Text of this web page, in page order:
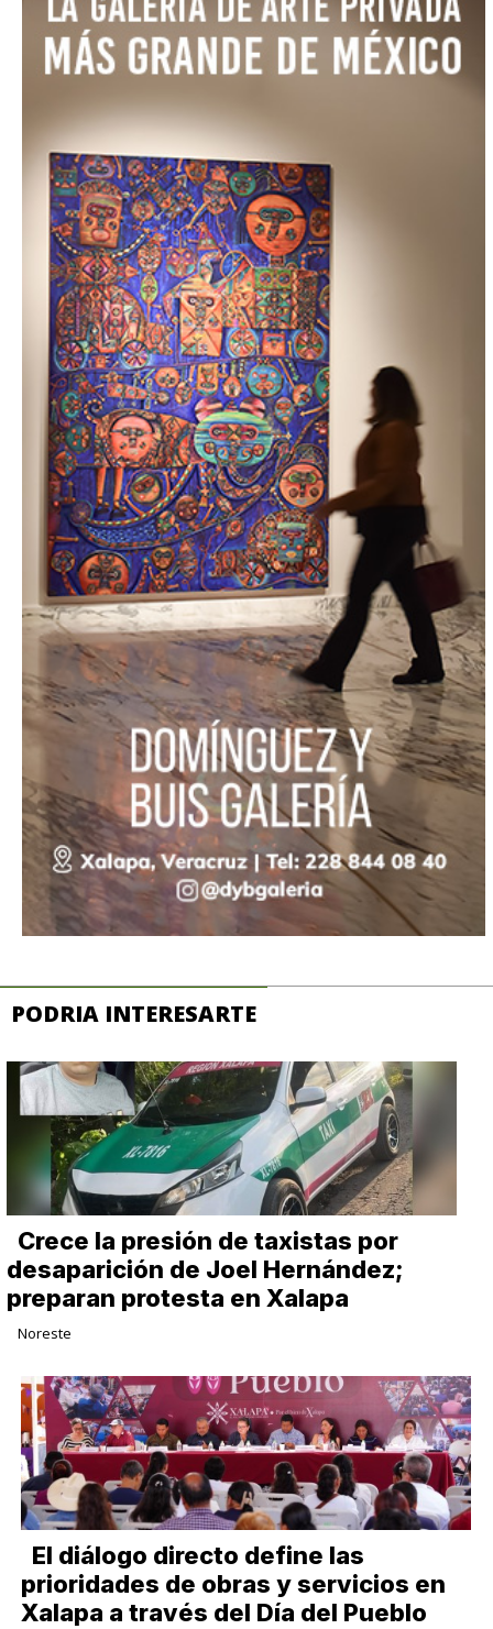
PODRIA INTERESARTE
Crece la presión de taxistas por
desaparición de Joel Hernández;
preparan protesta en Xalapa
Noreste
El diálogo directo define las
prioridades de obras y servicios en
Xalapa a través del Día del Pueblo